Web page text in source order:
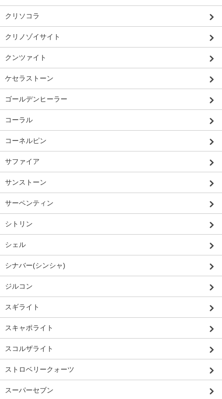
クリソコラ
クリノゾイサイト
クンツァイト
ケセラストーン
ゴールデンヒーラー
コーラル
コーネルピン
サファイア
サンストーン
サーペンティン
シトリン
シェル
シナバー(シンシャ)
ジルコン
スギライト
スキャポライト
スコルザライト
ストロベリークォーツ
スーパーセブン